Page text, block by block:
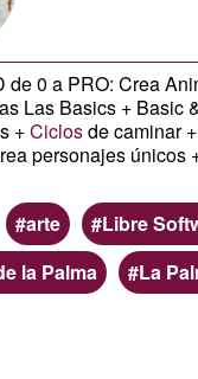
de 0 a PRO: Crea
Las Basics + Basic
+Ciclosde caminar +
personajes únicos
arte
Libre
la Palma
La